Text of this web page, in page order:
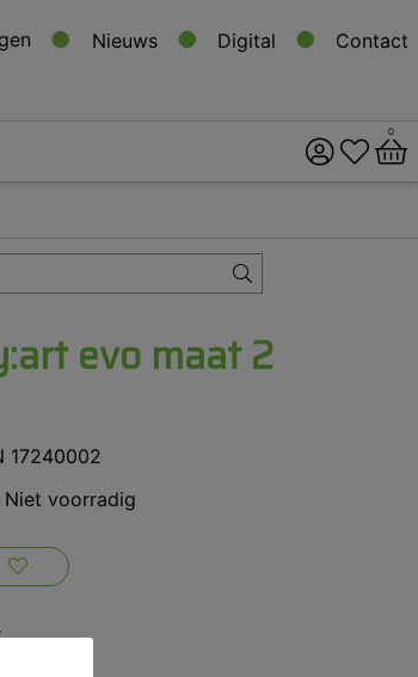
Nieuws Digital Contact
0
evo maat 2
17240002
Niet voorradig